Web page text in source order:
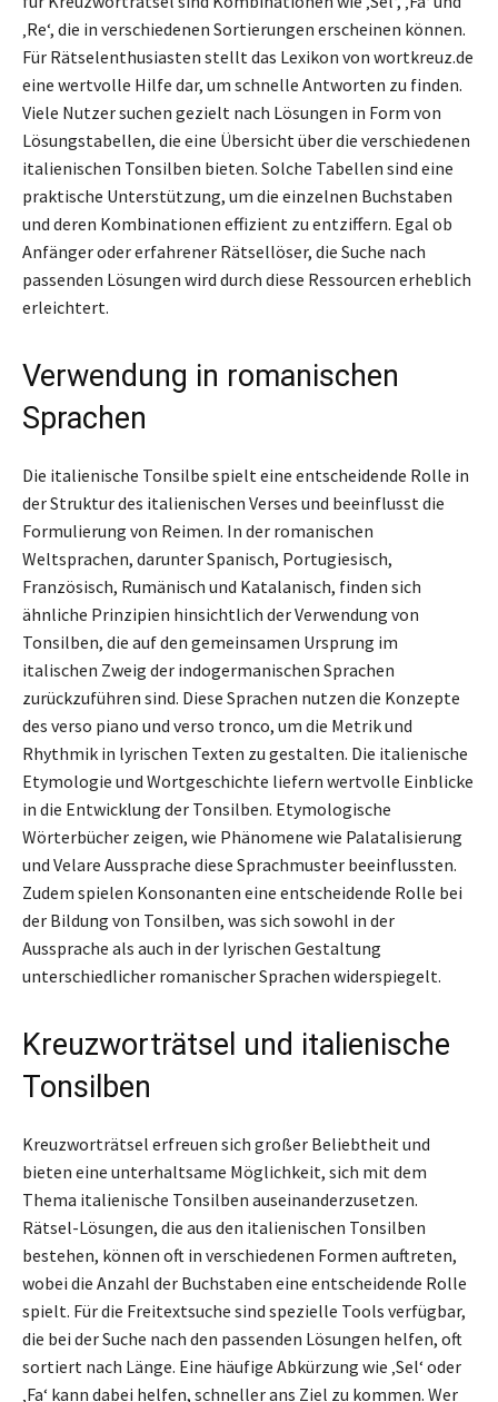
‚Re‘, die in verschiedenen Sortierungen erscheinen können.
Für Rätselenthusiasten stellt das Lexikon von wortkreuz.de
eine wertvolle Hilfe dar, um schnelle Antworten zu finden.
Viele Nutzer suchen gezielt nach Lösungen in Form von
Lösungstabellen, die eine Übersicht über die verschiedenen
italienischen Tonsilben bieten. Solche Tabellen sind eine
praktische Unterstützung, um die einzelnen Buchstaben
und deren Kombinationen effizient zu entziffern. Egal ob
Anfänger oder erfahrener Rätsellöser, die Suche nach
passenden Lösungen wird durch diese Ressourcen erheblich
erleichtert.
Verwendung in romanischen
Sprachen
Die italienische Tonsilbe spielt eine entscheidende Rolle in
der Struktur des italienischen Verses und beeinflusst die
Formulierung von Reimen. In der romanischen
Weltsprachen, darunter Spanisch, Portugiesisch,
Französisch, Rumänisch und Katalanisch, finden sich
ähnliche Prinzipien hinsichtlich der Verwendung von
Tonsilben, die auf den gemeinsamen Ursprung im
italischen Zweig der indogermanischen Sprachen
zurückzuführen sind. Diese Sprachen nutzen die Konzepte
des verso piano und verso tronco, um die Metrik und
Rhythmik in lyrischen Texten zu gestalten. Die italienische
Etymologie und Wortgeschichte liefern wertvolle Einblicke
in die Entwicklung der Tonsilben. Etymologische
Wörterbücher zeigen, wie Phänomene wie Palatalisierung
und Velare Aussprache diese Sprachmuster beeinflussten.
Zudem spielen Konsonanten eine entscheidende Rolle bei
der Bildung von Tonsilben, was sich sowohl in der
Aussprache als auch in der lyrischen Gestaltung
unterschiedlicher romanischer Sprachen widerspiegelt.
Kreuzworträtsel und italienische
Tonsilben
Kreuzworträtsel erfreuen sich großer Beliebtheit und
bieten eine unterhaltsame Möglichkeit, sich mit dem
Thema italienische Tonsilben auseinanderzusetzen.
Rätsel-Lösungen, die aus den italienischen Tonsilben
bestehen, können oft in verschiedenen Formen auftreten,
wobei die Anzahl der Buchstaben eine entscheidende Rolle
spielt. Für die Freitextsuche sind spezielle Tools verfügbar,
die bei der Suche nach den passenden Lösungen helfen, oft
sortiert nach Länge. Eine häufige Abkürzung wie ‚Sel‘ oder
‚Fa‘ kann dabei helfen, schneller ans Ziel zu kommen. Wer